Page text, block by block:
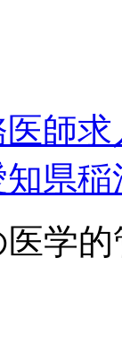
師
県稲
医学